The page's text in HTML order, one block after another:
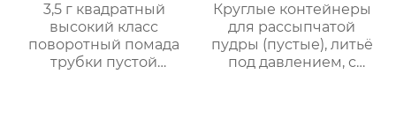
3,5 г квадратный
высокий класс
поворотный помада
трубки пустой
Круглые контейнеры
для рассыпчатой
пудры (пустые), литьё
под давлением, с